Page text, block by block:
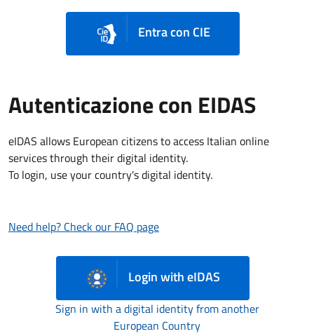
Entra con CIE
Autenticazione con EIDAS
eIDAS allows European citizens to access Italian online
services through their digital identity.
To login, use your country's digital identity.
Need help? Check our FAQ page
Login with eIDAS
Sign in with a digital identity from another
European Country